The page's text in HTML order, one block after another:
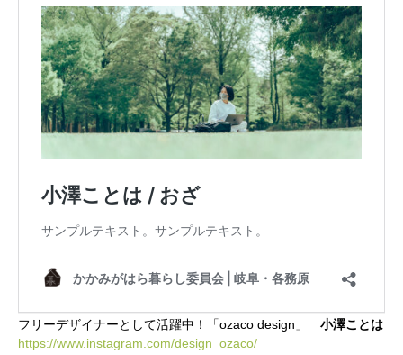
フリーデザイナーとして活躍中！「ozaco design」 小澤ことは
https://www.instagram.com/design_ozaco/